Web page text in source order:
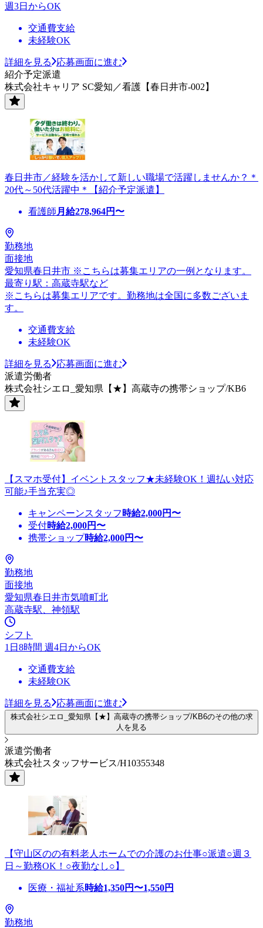
週3日からOK
交通費支給
未経験OK
詳細を見る
応募画面に進む
紹介予定派遣
株式会社キャリア SC愛知／看護【春日井市-002】
春日井市／経験を活かして新しい職場で活躍しませんか？＊
20代～50代活躍中＊【紹介予定派遣】
看護師 月給278,964円〜
勤務地
面接地
愛知県春日井市 ※こちらは募集エリアの一例となります。
最寄り駅：高蔵寺駅など
※こちらは募集エリアです。勤務地は全国に多数ございま
す。
交通費支給
未経験OK
詳細を見る
応募画面に進む
派遣労働者
株式会社シエロ_愛知県【★】高蔵寺の携帯ショップ/KB6
【スマホ受付】イベントスタッフ★未経験OK！週払い対応
可能♪手当充実◎
キャンペーンスタッフ 時給2,000円〜
受付時給2,000円〜
携帯ショップ時給2,000円〜
勤務地
面接地
愛知県春日井市気噴町北
高蔵寺駅、神領駅
シフト
1日8時間 週4日からOK
交通費支給
未経験OK
詳細を見る 応募画面に進む
株式会社シエロ_愛知県【★】高蔵寺の携帯ショップ/KB6のその他の求
人を見る
派遣労働者
株式会社スタッフサービス/H10355348
【守山区のの有料老人ホームでの介護のお仕事○派遣○週３
日～勤務OK！○夜勤なし○】
医療・福祉系時給1,350円〜1,550円
勤務地